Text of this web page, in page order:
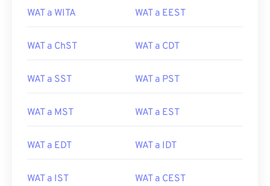
WAT a WITA WAT a EEST
WAT a ChST WAT a CDT
WAT a SST WAT a PST
WAT a MST WAT a EST
WAT a EDT WAT a IDT
WAT a IST WAT a CEST